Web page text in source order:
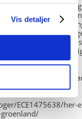
Vis detaljer
Marius Jensens
Museum i Dresden
Littmanns
og Franz
ledelse i
og
en presseartikel
Slædepatrulje:
ECE1475638/her-